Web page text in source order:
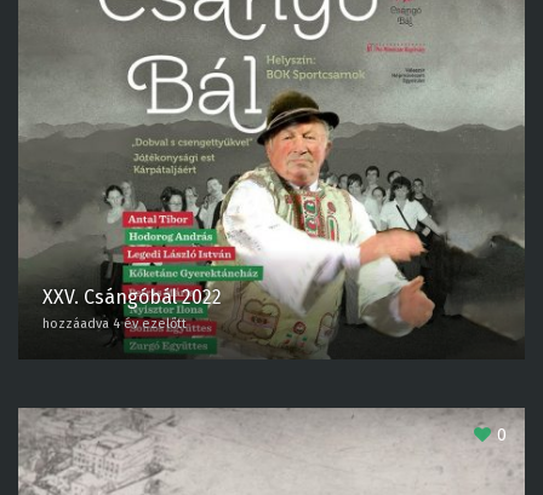
XXV. Csángóbál 2022
hozzáadva 4 év ezelőtt
0